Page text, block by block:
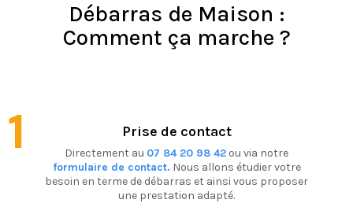
Débarras de Maison :
Comment ça marche ?
Prise de contact
Directement au 07 84 20 98 42 ou via notre
formulaire de contact. Nous allons étudier votre
besoin en terme de débarras et ainsi vous proposer
une prestation adapté.
1